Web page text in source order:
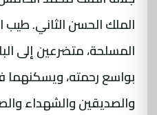
الملك الحسن الثاني. طيب
المسلحة، متضرعين إلى
بواسع رحمته، ويسكنهما
والصديقين والشهداء